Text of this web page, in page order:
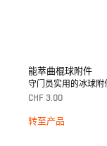
能萃曲棍球附件
守门员实用的冰球附
CHF 3.00
转至产品